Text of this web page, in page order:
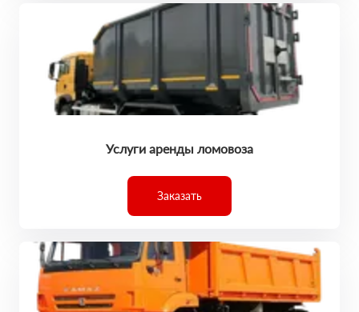
Услуги аренды ломовоза
Заказать